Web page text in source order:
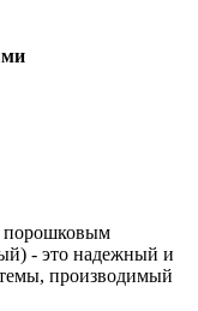
порошковым
- это надежный и
производимый